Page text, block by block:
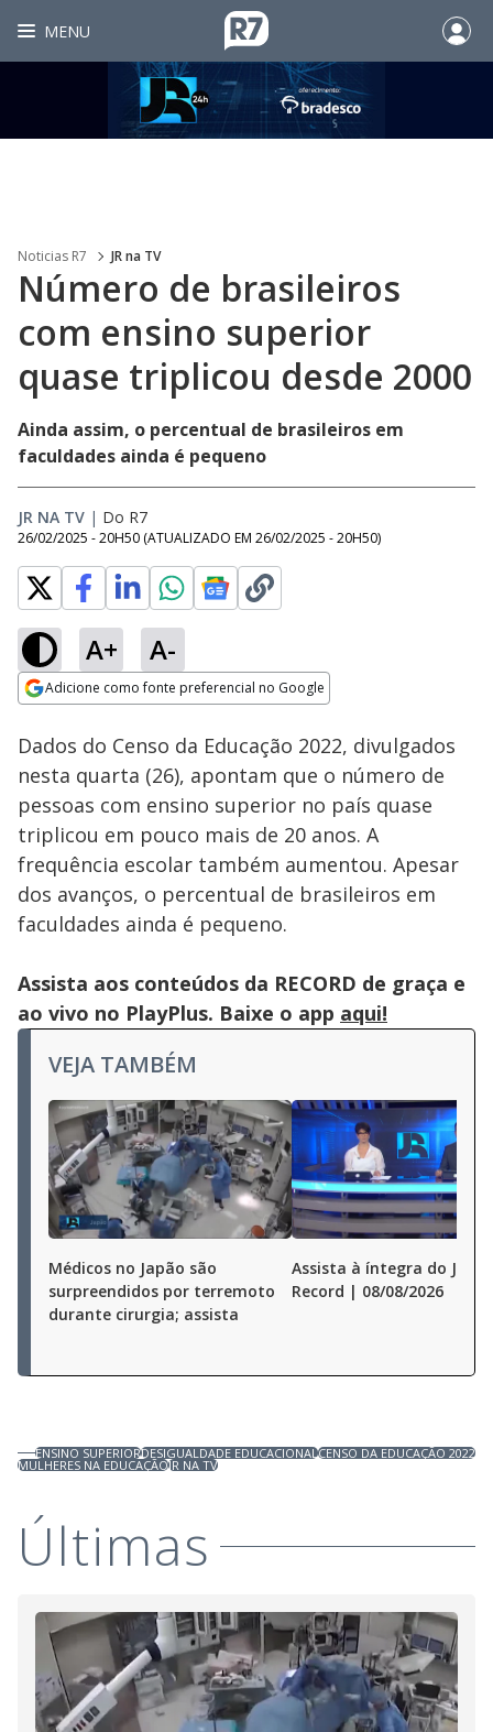
MENU
Noticias R7 JR na TV
Número de brasileiros
com ensino superior
quase triplicou desde 2000
Ainda assim, o percentual de brasileiros em
faculdades ainda é pequeno
JR NA TV | Do R7
26/02/2025 - 20H50 (ATUALIZADO EM 26/02/2025 - 20H50)
A+ A-
Adicione como fonte preferencial no Google
Ativar
Loaded:
39.80%
Dados do Censo da Educação 2022, divulgados
nesta quarta (26), apontam que o número de
pessoas com ensino superior no país quase
triplicou em pouco mais de 20 anos. A
frequência escolar também aumentou. Apesar
dos avanços, o percentual de brasileiros em
faculdades ainda é pequeno.
Assista aos conteúdos da RECORD de graça e
ao vivo no PlayPlus. Baixe o app aqui!
VEJA TAMBÉM
Médicos no Japão são
surpreendidos por terremoto
durante cirurgia; assista
Assista à íntegra do
Record | 08/08/2026
ENSINO SUPERIORDESIGUALDADE EDUCACIONALCENSO DA EDUCAÇÃO 2022
MULHERES NA EDUCAÇÃOJR NA TV
Últimas